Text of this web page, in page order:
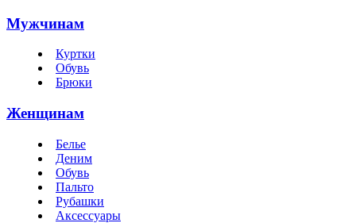
Мужчинам
Куртки
Обувь
Брюки
Женщинам
Белье
Деним
Обувь
Пальто
Рубашки
Аксессуары